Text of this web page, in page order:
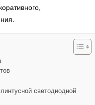
светодиодной